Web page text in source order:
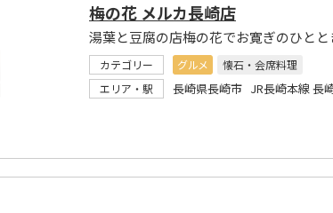
梅の花 メルカ長崎店
湯葉と豆腐の店梅の花でお寛ぎのひとと
カテゴリー グルメ
懐石・会席料理
エリア・駅
長崎県長崎市 JR長崎本線 長